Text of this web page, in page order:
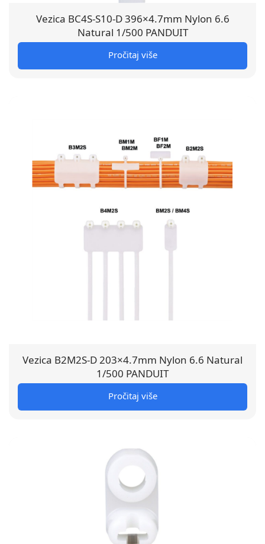
Vezica BC4S-S10-D 396×4.7mm Nylon 6.6
Natural 1/500 PANDUIT
Pročitaj više
Vezica B2M2S-D 203×4.7mm Nylon 6.6 Natural
1/500 PANDUIT
Pročitaj više